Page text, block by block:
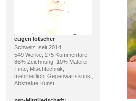
eugen lötscher
Schweiz, seit 2014
549 Werke, 275 Kommentare
86% Zeichnung, 10% Malerei;
Tinte, Mischtechnik;
mehrheitlich: Gegenwartskunst,
Abstrakte Kunst